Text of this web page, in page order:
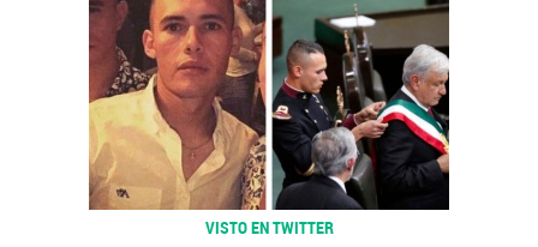
VISTO EN TWITTER